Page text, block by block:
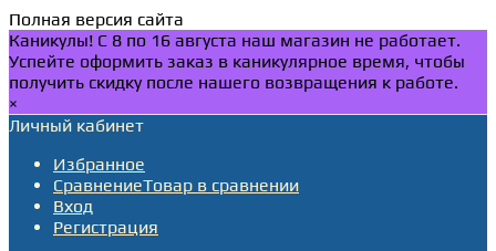
Полная версия сайта
Каникулы! С 8 по 16 августа наш магазин не работает.
Успейте оформить заказ в каникулярное время, чтобы
получить скидку после нашего возвращения к работе.
×
Личный кабинет
Избранное
СравнениеТовар в сравнении
Вход
Регистрация